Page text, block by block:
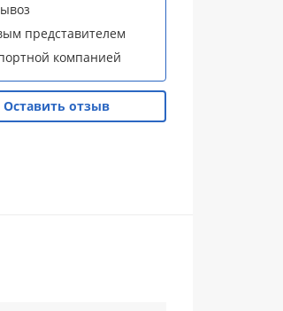
представителем
компанией
Оставить отзыв